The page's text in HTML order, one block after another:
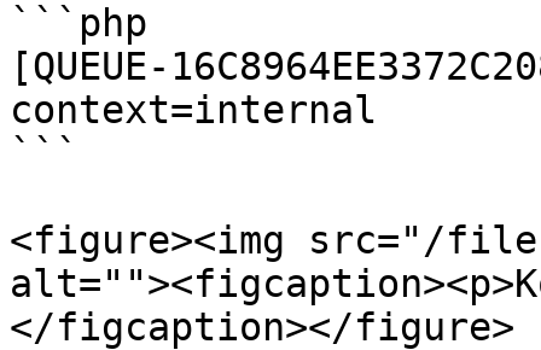
```php
[QUEUE-
context=internal
```
<figure><img src="/
</figcaption></figure>